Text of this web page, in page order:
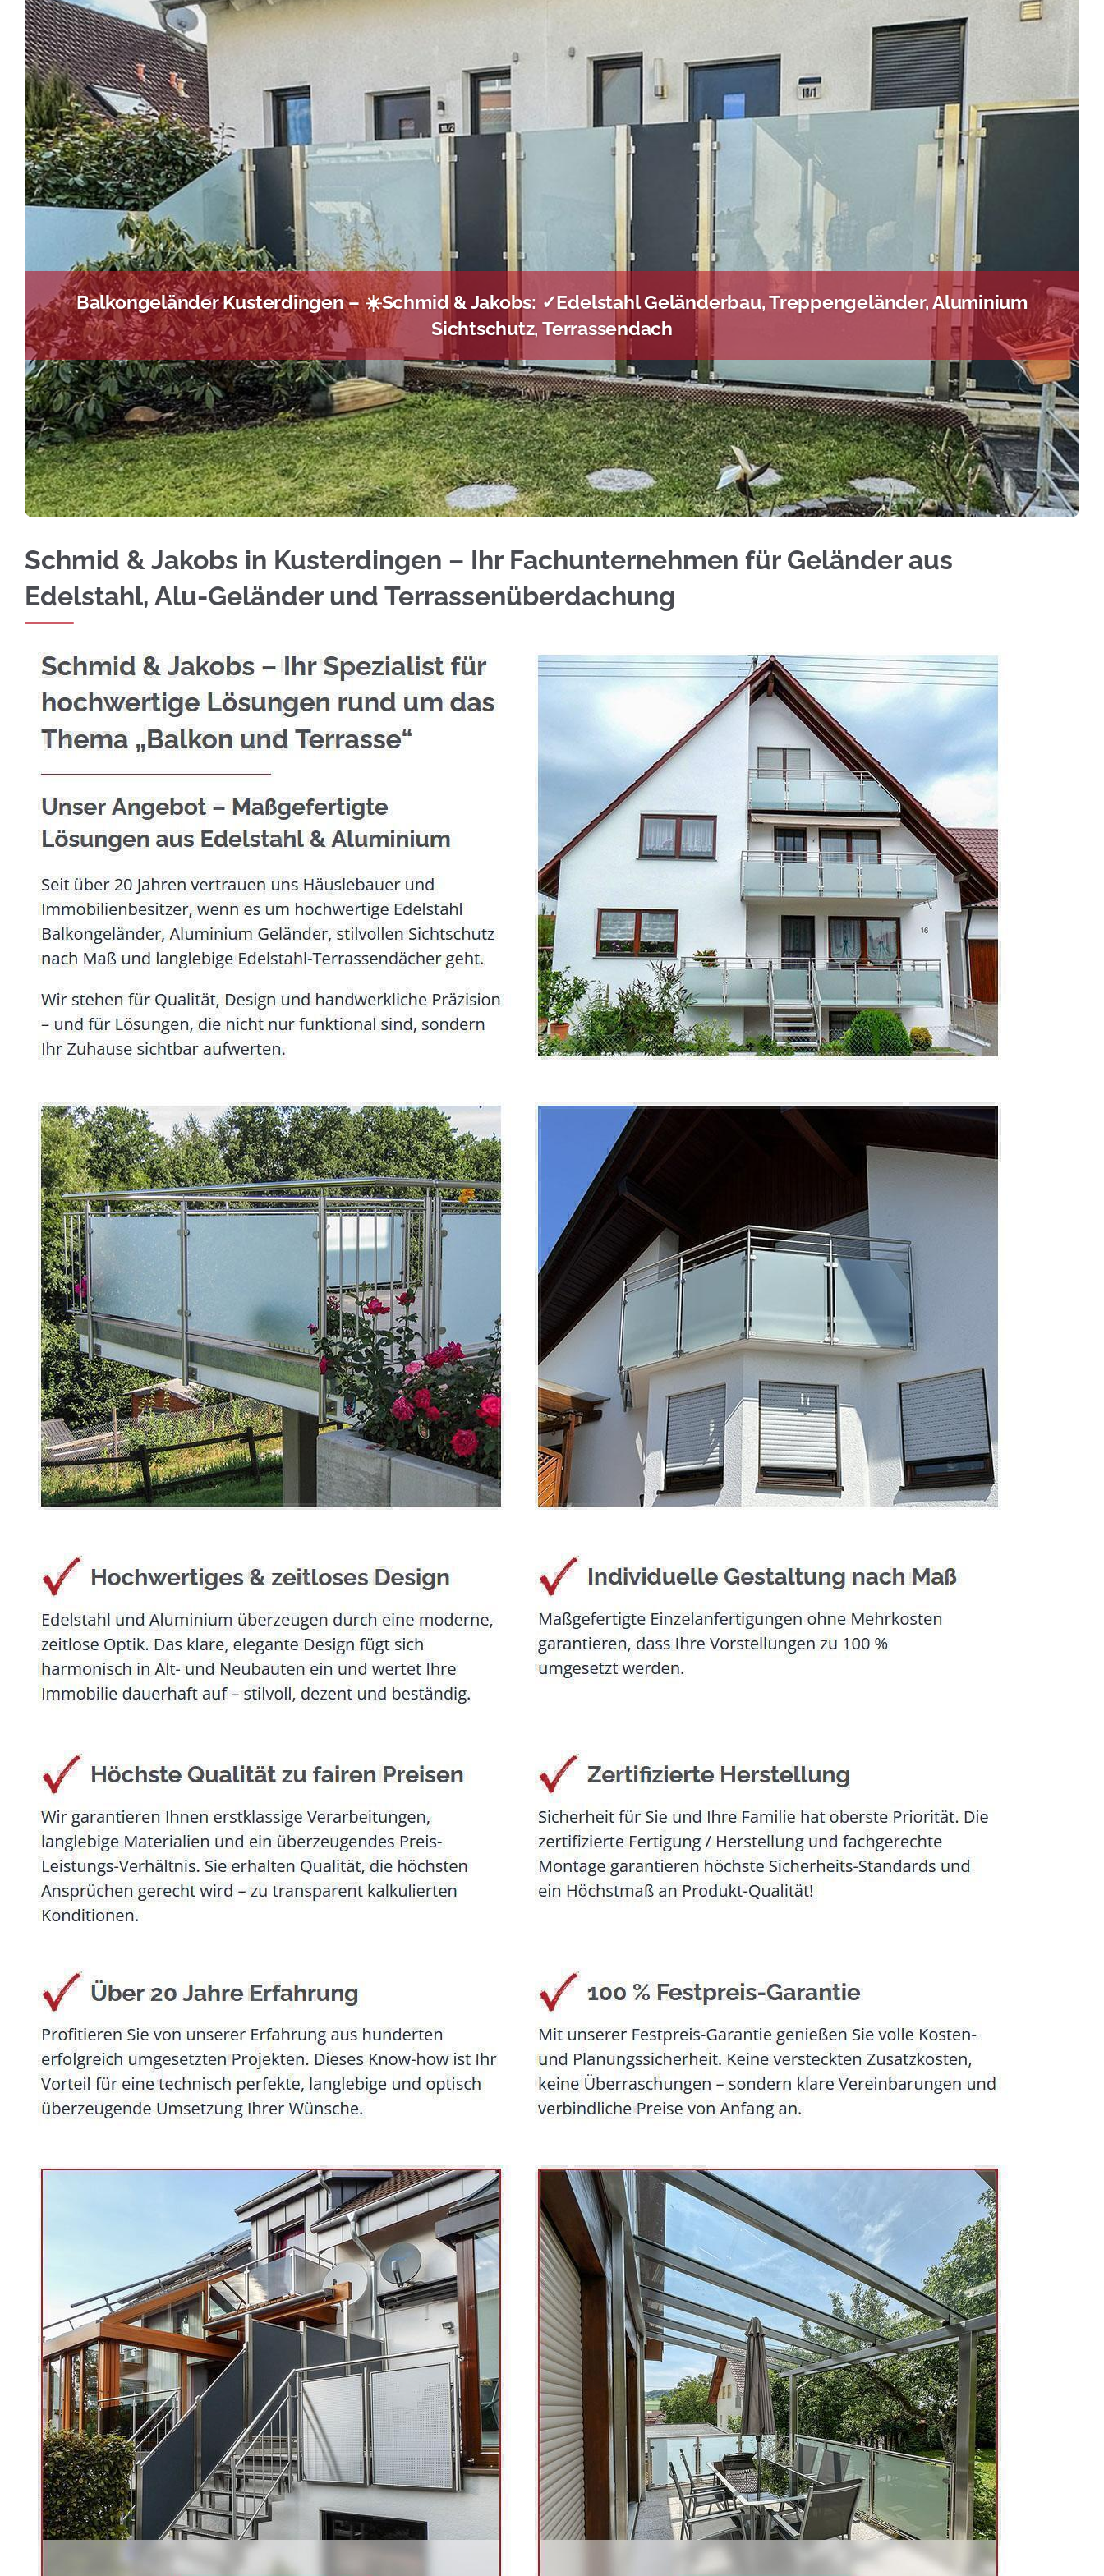
Balkongeländer Kusterdingen – ☀️Schmid & Jakobs: ✓Edelstahl Geländerbau, Treppengeländer, Aluminium
Sichtschutz, Terrassendach
Bei ☀️Schmid & Jakobs in Kusterdingen: Edelstahl Balkongeländer und ✓Geländerbau, Aluminium Sichtschutz, Treppengeländer,
Schmid & Jakobs in Kusterdingen – Ihr Fachunternehmen für Geländer aus
Edelstahl, Alu-Geländer und Terrassenüberdachung